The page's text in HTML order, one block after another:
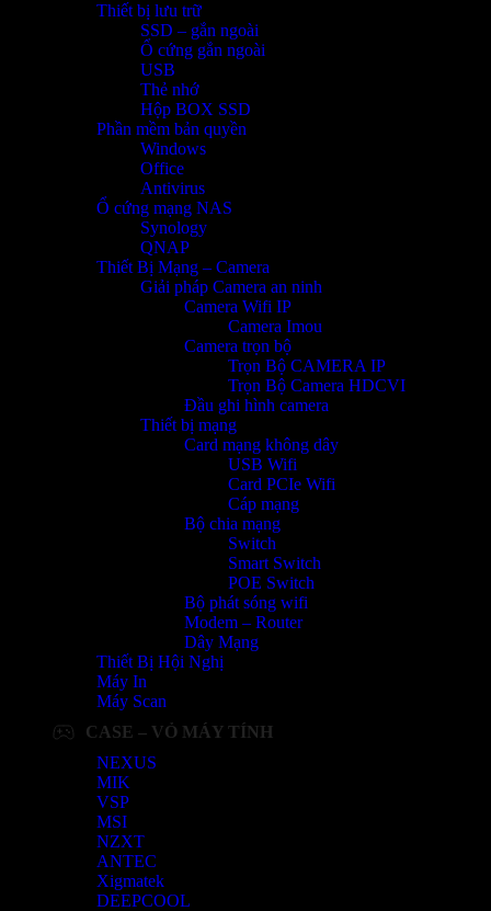
Thiết bị lưu trữ
SSD – gắn ngoài
Ổ cứng gắn ngoài
USB
Thẻ nhớ
Hộp BOX SSD
Phần mềm bản quyền
Windows
Office
Antivirus
Ổ cứng mạng NAS
Synology
QNAP
Thiết Bị Mạng – Camera
Giải pháp Camera an ninh
Camera Wifi IP
Camera Imou
Camera trọn bộ
Trọn Bộ CAMERA IP
Trọn Bộ Camera HDCVI
Đầu ghi hình camera
Thiết bị mạng
Card mạng không dây
USB Wifi
Card PCIe Wifi
Cáp mạng
Bộ chia mạng
Switch
Smart Switch
POE Switch
Bộ phát sóng wifi
Modem – Router
Dây Mạng
Thiết Bị Hội Nghị
Máy In
Máy Scan
CASE – VỎ MÁY TÍNH
NEXUS
MIK
VSP
MSI
NZXT
ANTEC
Xigmatek
DEEPCOOL